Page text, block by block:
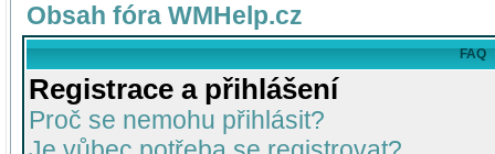
Obsah fóra WMHelp.cz
FAQ
Registrace a přihlášení
Proč se nemohu přihlásit?